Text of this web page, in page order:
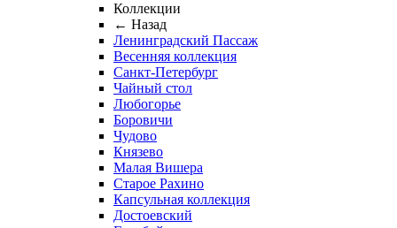
Коллекции
← Назад
Ленинградский Пассаж
Весенняя коллекция
Санкт-Петербург
Чайный стол
Любогорье
Боровичи
Чудово
Князево
Малая Вишера
Старое Рахино
Капсульная коллекция
Достоевский